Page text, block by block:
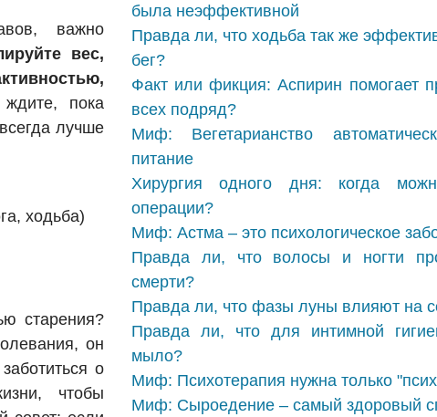
важно
вес,
пока
лучше
ходьба)
старения?
он
о
чтобы
была неэффективной
Правда ли, что ходьба так же
бег?
Факт или фикция: Аспирин помогает
всех подряд?
Миф: Вегетарианство
питание
Хирургия одного дня: когда
операции?
Миф: Астма – это психологическое
Правда ли, что волосы и ногти
смерти?
Правда ли, что фазы луны влияют на
Правда ли, что для интимной
мыло?
Миф: Психотерапия нужна только
Миф: Сыроедение – самый здоровый